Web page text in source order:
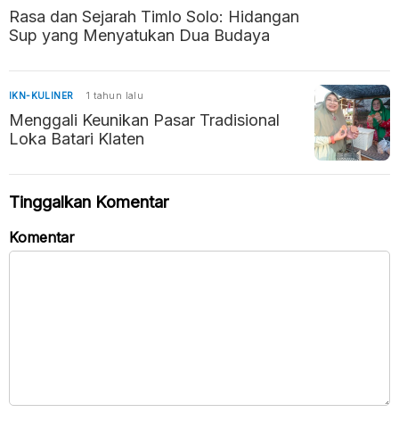
Rasa dan Sejarah Timlo Solo: Hidangan
Sup yang Menyatukan Dua Budaya
IKN-KULINER 1 tahun lalu
Menggali Keunikan Pasar Tradisional
Loka Batari Klaten
Tinggalkan Komentar
Komentar